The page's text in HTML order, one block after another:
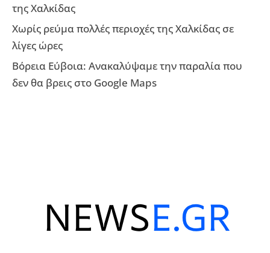
της Χαλκίδας
Χωρίς ρεύμα πολλές περιοχές της Χαλκίδας σε
λίγες ώρες
Βόρεια Εύβοια: Ανακαλύψαμε την παραλία που
δεν θα βρεις στο Google Maps